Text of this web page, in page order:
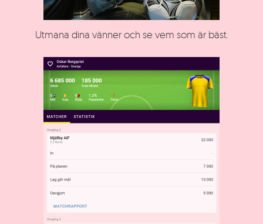
Utmana dina vänner och se vem som är bäst.